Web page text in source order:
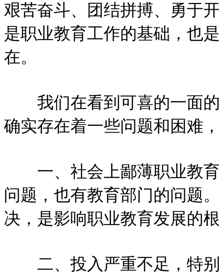
艰苦奋斗、团结拼搏、勇于
是职业教育工作的基础，也
在。
我们在看到可喜的一面的
确实存在着一些问题和困难
一、社会上鄙薄职业教育
问题，也有教育部门的问题
决，是影响职业教育发展的
二、投入严重不足，特别